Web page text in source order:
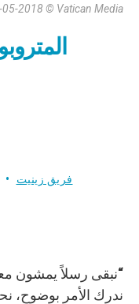
05-2018 © Vatican Media
فريق زينيت
“نبقى رسلاً يمشون
ندرك الأمر بوضوح،